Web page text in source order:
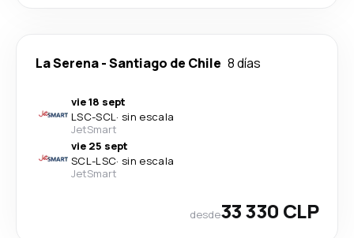
La Serena-Santiago de Chile 8 días
vie 18 sept
LSC-SCL· sin escala
JetSmart
vie 25 sept
SCL-LSC· sin escala
JetSmart
desde33 330 CLP